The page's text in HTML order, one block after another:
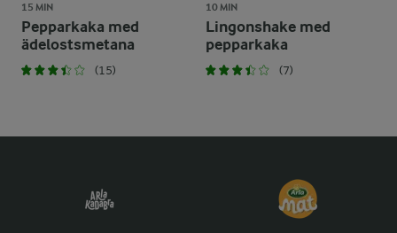
15 MIN
Pepparkaka med
ädelostsmetana
(15)
10 MIN
Lingonshake med
pepparkaka
(7)